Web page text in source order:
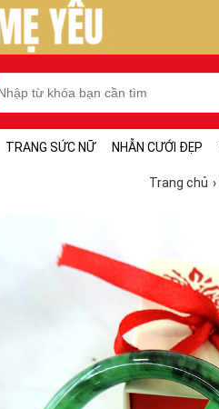
TRANG SỨC NỮ NHẪN CƯỚI ĐẸP
Trang chủ